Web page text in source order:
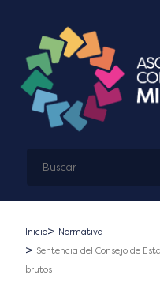
Inicio
Normativa
Sentencia del Consejo de
brutos